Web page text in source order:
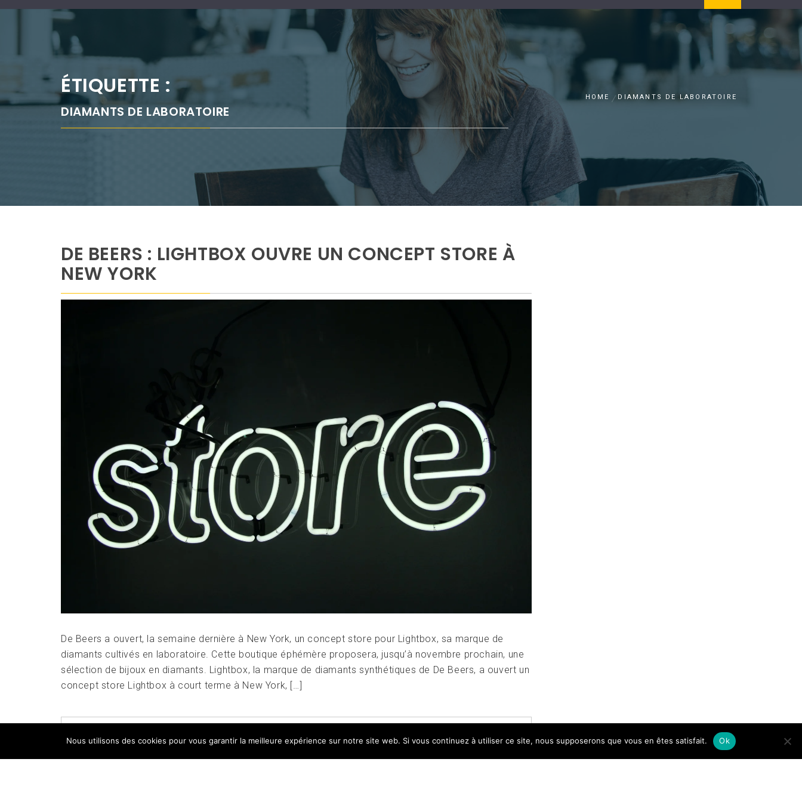
ÉTIQUETTE :
DIAMANTS DE LABORATOIRE
HOME DIAMANTS DE LABORATOIRE
DE BEERS : LIGHTBOX OUVRE UN CONCEPT STORE À
NEW YORK
De Beers a ouvert, la semaine dernière à New York, un concept store pour Lightbox, sa marque de
diamants cultivés en laboratoire. Cette boutique éphémère proposera, jusqu’à novembre prochain, une
sélection de bijoux en diamants. Lightbox, la marque de diamants synthétiques de De Beers, a ouvert un
concept store Lightbox à court terme à New York, […]
POSTED INFOCUS,TESTS PRODUITS,UNE TAGGEDBIJOUX,DIAMANTS,DIAMANTS DE
LABORATOIRE, LIGHTBOX,SECTEUR MINIER LEAVE A COMMENT
Nous utilisons des cookies pour vous garantir la meilleure expérience sur notre site web. Si vous continuez à utiliser ce site, nous supposerons que vous en êtes satisfait. Ok